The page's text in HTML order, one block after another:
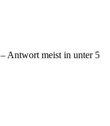
Antwort meist in unter 5